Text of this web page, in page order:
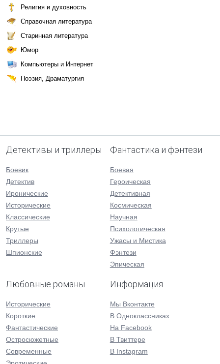
Религия и духовность
Справочная литература
Старинная литература
Юмор
Компьютеры и Интернет
Поэзия, Драматургия
Детективы и триллеры
Боевик
Детектив
Иронические
Исторические
Классические
Крутые
Триллеры
Шпионские
Фантастика и фэнтези
Боевая
Героическая
Детективная
Космическая
Научная
Психологическая
Ужасы и Мистика
Фэнтези
Эпическая
Любовные романы
Исторические
Короткие
Фантастические
Остросюжетные
Современные
Информация
Мы Вконтакте
В Одноклассниках
На Facebook
В Твиттере
В Instagram